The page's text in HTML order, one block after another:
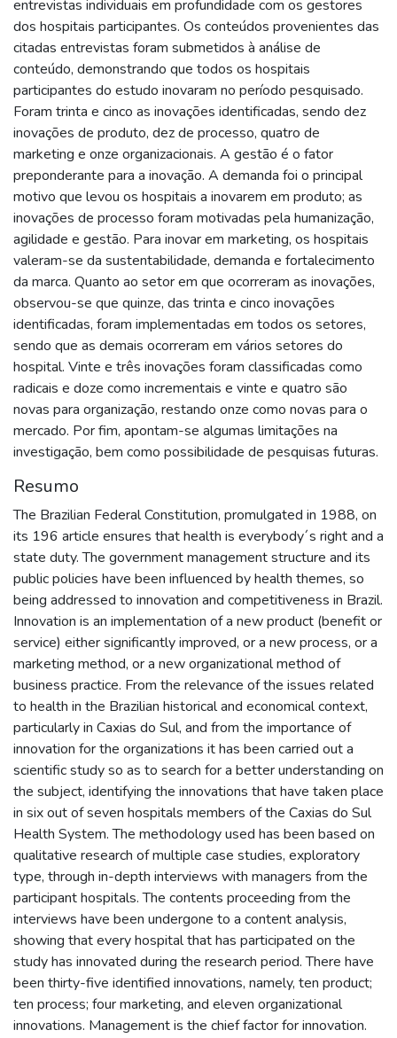
entrevistas individuais em profundidade com os gestores
dos hospitais participantes. Os conteúdos provenientes das
citadas entrevistas foram submetidos à análise de
conteúdo, demonstrando que todos os hospitais
participantes do estudo inovaram no período pesquisado.
Foram trinta e cinco as inovações identificadas, sendo dez
inovações de produto, dez de processo, quatro de
marketing e onze organizacionais. A gestão é o fator
preponderante para a inovação. A demanda foi o principal
motivo que levou os hospitais a inovarem em produto; as
inovações de processo foram motivadas pela humanização,
agilidade e gestão. Para inovar em marketing, os hospitais
valeram-se da sustentabilidade, demanda e fortalecimento
da marca. Quanto ao setor em que ocorreram as inovações,
observou-se que quinze, das trinta e cinco inovações
identificadas, foram implementadas em todos os setores,
sendo que as demais ocorreram em vários setores do
hospital. Vinte e três inovações foram classificadas como
radicais e doze como incrementais e vinte e quatro são
novas para organização, restando onze como novas para o
mercado. Por fim, apontam-se algumas limitações na
investigação, bem como possibilidade de pesquisas futuras.
Resumo
The Brazilian Federal Constitution, promulgated in 1988, on
its 196 article ensures that health is everybody´s right and a
state duty. The government management structure and its
public policies have been influenced by health themes, so
being addressed to innovation and competitiveness in Brazil.
Innovation is an implementation of a new product (benefit or
service) either significantly improved, or a new process, or a
marketing method, or a new organizational method of
business practice. From the relevance of the issues related
to health in the Brazilian historical and economical context,
particularly in Caxias do Sul, and from the importance of
innovation for the organizations it has been carried out a
scientific study so as to search for a better understanding on
the subject, identifying the innovations that have taken place
in six out of seven hospitals members of the Caxias do Sul
Health System. The methodology used has been based on
qualitative research of multiple case studies, exploratory
type, through in-depth interviews with managers from the
participant hospitals. The contents proceeding from the
interviews have been undergone to a content analysis,
showing that every hospital that has participated on the
study has innovated during the research period. There have
been thirty-five identified innovations, namely, ten product;
ten process; four marketing, and eleven organizational
innovations. Management is the chief factor for innovation.